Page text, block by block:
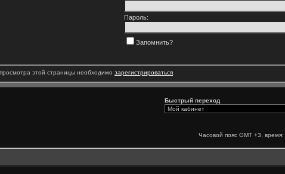
Пароль:
Запомнить?
этой страницы необходимо зарегистрироваться
Быстрый переход
Часовой пояс GMT +3, время: